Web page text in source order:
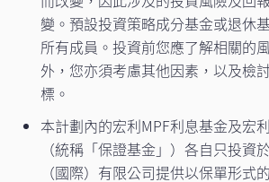
變。預設投資策略成分基金或退休
所有成員。投資前您應了解相關的
外，您亦須考慮其他因素，以及檢
標。
本計劃內的宏利MPF利息基金及宏
（統稱「保證基金」）各自只投資
（國際）有限公司提供以保單形式